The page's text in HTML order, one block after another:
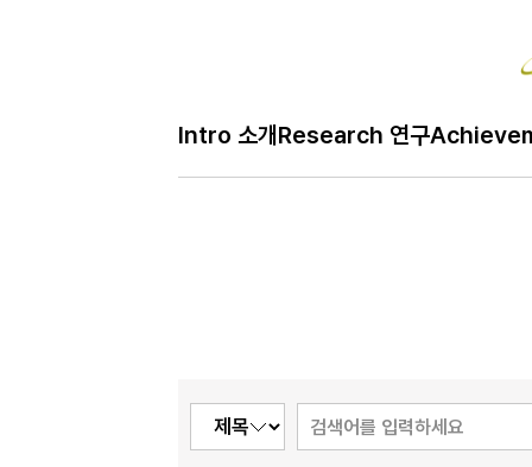
Intro 소개 Research 연구